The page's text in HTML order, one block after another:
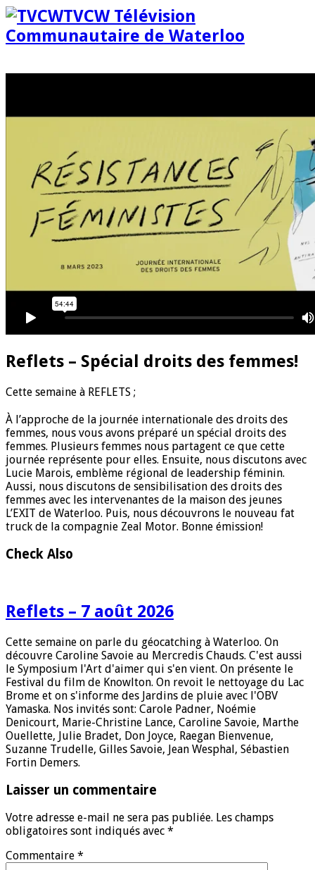
TVCW Télévision
Communautaire de Waterloo
Reflets – Spécial droits des femmes!
Cette semaine à REFLETS ;
À l’approche de la journée internationale des droits des
femmes, nous vous avons préparé un spécial droits des
femmes. Plusieurs femmes nous partagent ce que cette
journée représente pour elles. Ensuite, nous discutons avec
Lucie Marois, emblème régional de leadership féminin.
Aussi, nous discutons de sensibilisation des droits des
femmes avec les intervenantes de la maison des jeunes
L’EXIT de Waterloo. Puis, nous découvrons le nouveau fat
truck de la compagnie Zeal Motor. Bonne émission!
Check Also
Reflets – 7 août 2026
Cette semaine on parle du géocatching à Waterloo. On
découvre Caroline Savoie au Mercredis Chauds. C'est aussi
le Symposium l'Art d'aimer qui s'en vient. On présente le
Festival du film de Knowlton. On revoit le nettoyage du Lac
Brome et on s'informe des Jardins de pluie avec l'OBV
Yamaska. Nos invités sont: Carole Padner, Noémie
Denicourt, Marie-Christine Lance, Caroline Savoie, Marthe
Ouellette, Julie Bradet, Don Joyce, Raegan Bienvenue,
Suzanne Trudelle, Gilles Savoie, Jean Wesphal, Sébastien
Fortin Demers.
Laisser un commentaire
Votre adresse e-mail ne sera pas publiée. Les champs
obligatoires sont indiqués avec *
Commentaire *